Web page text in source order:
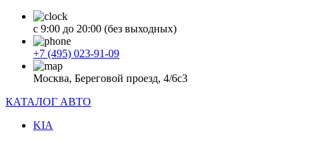
с 9:00 до 20:00 (без выходных)
+7 (495) 023-91-09
Москва, Береговой проезд, 4/6с3
КАТАЛОГ АВТО
KIA